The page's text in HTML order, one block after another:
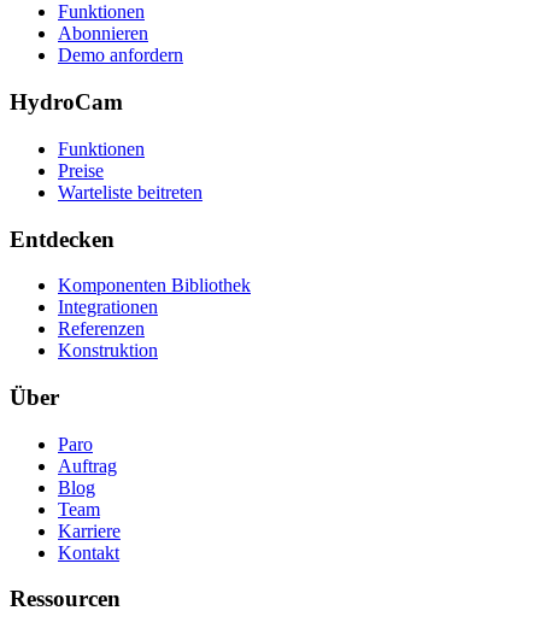
Funktionen
Abonnieren
Demo anfordern
HydroCam
Funktionen
Preise
Warteliste beitreten
Entdecken
Komponenten Bibliothek
Integrationen
Referenzen
Konstruktion
Über
Paro
Auftrag
Blog
Team
Karriere
Kontakt
Ressourcen